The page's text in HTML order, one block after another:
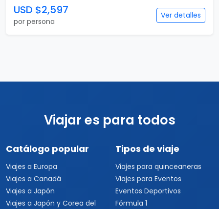
USD $2,597
por persona
Ver detalles
Viajar es para todos
Catálogo popular
Viajes a Europa
Viajes a Canadá
Viajes a Japón
Viajes a Japón y Corea del
Tipos de viaje
Viajes para quinceaneras
Viajes para Eventos
Eventos Deportivos
Fórmula 1